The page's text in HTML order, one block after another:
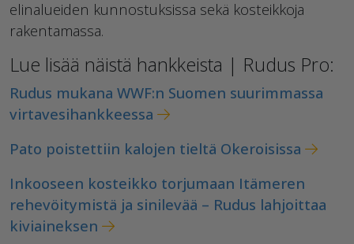
elinalueiden kunnostuksissa sekä kosteikkoja
rakentamassa.
Lue lisää näistä hankkeista | Rudus Pro:
Rudus mukana WWF:n Suomen suurimmassa
virtavesihankkeessa
Pato poistettiin kalojen tieltä Okeroisissa
Inkooseen kosteikko torjumaan Itämeren
rehevöitymistä ja sinilevää – Rudus lahjoittaa
kiviaineksen